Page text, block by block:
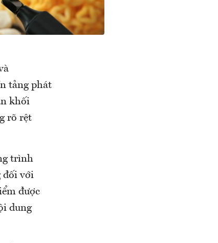
tảng phát
khối
rõ rệt
trình
đối với
được
dung